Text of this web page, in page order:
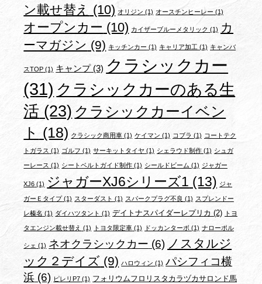
ン載せ替え (10) オリジン (1) オースチンヒーレー (1)
オープンカー (10) カイザーブルーメタリック (1) カ
ーマガジン (9) キッチンカー (1) キャリア加工 (1) キャンバ
スTOP (1) キャンプ(3) クラシックカー
(31) クラシックカーのある生
活 (23) クラシックカーイベン
ト (18) クラシック商用車 (1) ケイマン (1) コブラ (1) コートテク
トガラス (1) ゴルフ (1) サーキットタイヤ (1) シェラウド制作(1) シュガ
ーレース (1) シートベルトガイド制作 (1) シールドビーム (1) ジャガー
XJ6 (1) ジャガーXJ6シリーズ1 (13) ジャ
ガーＥタイプ(1) スターダスト (1) スパークプラグ不良 (1) スプレンドー
レ榛名 (1) ダイハツタント (1) デイトナスパイダーレプリカ (2) トヨ
タエンジン載せ替え (1) トヨタ限定車 (1) ドッカンターボ (1) ナローポル
シェ (1) ネオクラシックカー (6) ノスタルジ
ック２デイズ (9) ハロウィン (1) パシフィコ横
浜 (6) ピレリP7 (1) フォリウムフロリスタカラヅカサロンド馬